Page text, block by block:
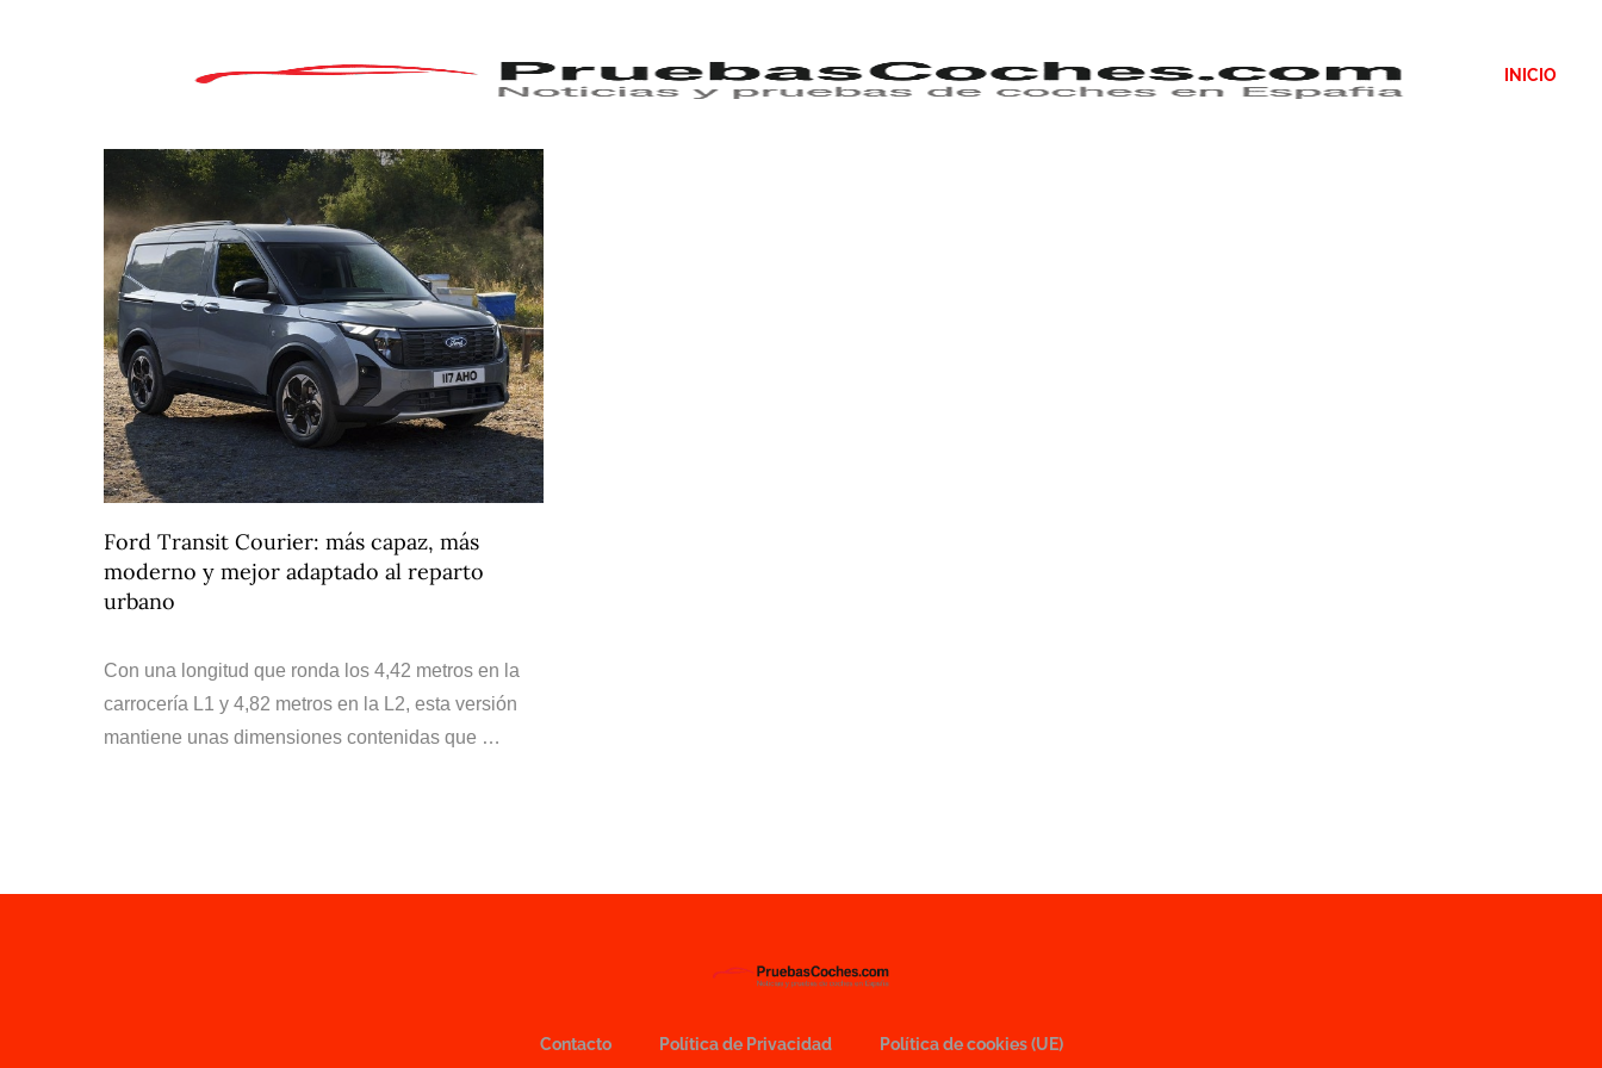
INICIO
Ford Transit Courier: más capaz, más
moderno y mejor adaptado al reparto
urbano
Con una longitud que ronda los 4,42 metros en la
carrocería L1 y 4,82 metros en la L2, esta versión
mantiene unas dimensiones contenidas que …
Contacto Política de Privacidad Política de cookies (UE)